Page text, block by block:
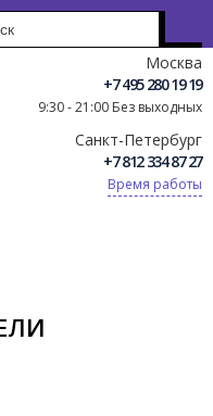
Москва
+7 495 280 19 19
9:30 - 21:00 Без выходных
Санкт-Петербург
+7 812 334 87 27
Время работы